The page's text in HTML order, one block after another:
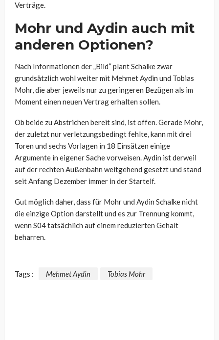
Verträge.
Mohr und Aydin auch mit
anderen Optionen?
Nach Informationen der „Bild“ plant Schalke zwar
grundsätzlich wohl weiter mit Mehmet Aydin und Tobias
Mohr, die aber jeweils nur zu geringeren Bezügen als im
Moment einen neuen Vertrag erhalten sollen.
Ob beide zu Abstrichen bereit sind, ist offen. Gerade Mohr,
der zuletzt nur verletzungsbedingt fehlte, kann mit drei
Toren und sechs Vorlagen in 18 Einsätzen einige
Argumente in eigener Sache vorweisen. Aydin ist derweil
auf der rechten Außenbahn weitgehend gesetzt und stand
seit Anfang Dezember immer in der Startelf.
Gut möglich daher, dass für Mohr und Aydin Schalke nicht
die einzige Option darstellt und es zur Trennung kommt,
wenn S04 tatsächlich auf einem reduzierten Gehalt
beharren.
Tags : Mehmet Aydin Tobias Mohr